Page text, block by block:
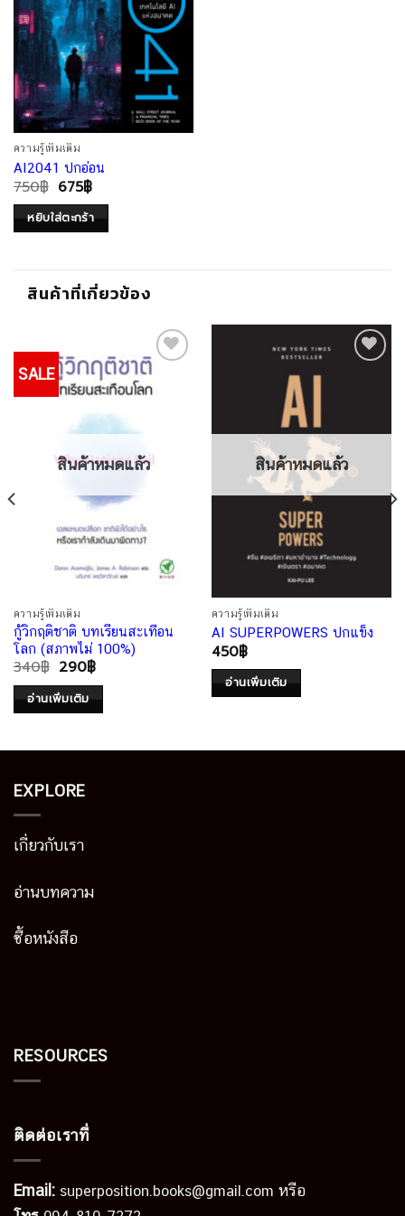
ความรู้เพิ่มเติม
AI2041 ปกอ่อน
750฿ 675฿
หยิบใส่ตะกร้า
สินค้าที่เกี่ยวข้อง
SALE
Add to
Wishlist
สินค้าหมดแล้ว
ความรู้เพิ่มเติม
กู้วิกฤติชาติ บทเรียนสะเทือน
โลก (สภาพไม่ 100%)
340฿ 290฿
อ่านเพิ่มเติม
สินค้าหมดแล้ว
ความรู้เพิ่มเติม
AI SUPERPOWERS ปกแข็ง
450฿
อ่านเพิ่มเติม
EXPLORE
เกี่ยวกับเรา
อ่านบทความ
ซื้อหนังสือ
RESOURCES
ติดต่อเราที่
Email: superposition.books@gmail.com หรือ